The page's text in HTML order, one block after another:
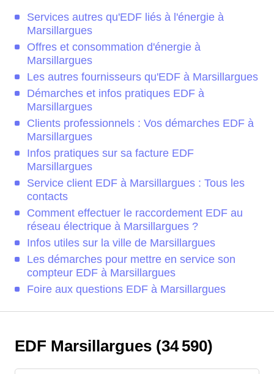
Services autres qu'EDF liés à l'énergie à
Marsillargues
Offres et consommation d'énergie à
Marsillargues
Les autres fournisseurs qu'EDF à Marsillargues
Démarches et infos pratiques EDF à
Marsillargues
Clients professionnels : Vos démarches EDF à
Marsillargues
Infos pratiques sur sa facture EDF
Marsillargues
Service client EDF à Marsillargues : Tous les
contacts
Comment effectuer le raccordement EDF au
réseau électrique à Marsillargues ?
Infos utiles sur la ville de Marsillargues
Les démarches pour mettre en service son
compteur EDF à Marsillargues
Foire aux questions EDF à Marsillargues
EDF Marsillargues (34 590)